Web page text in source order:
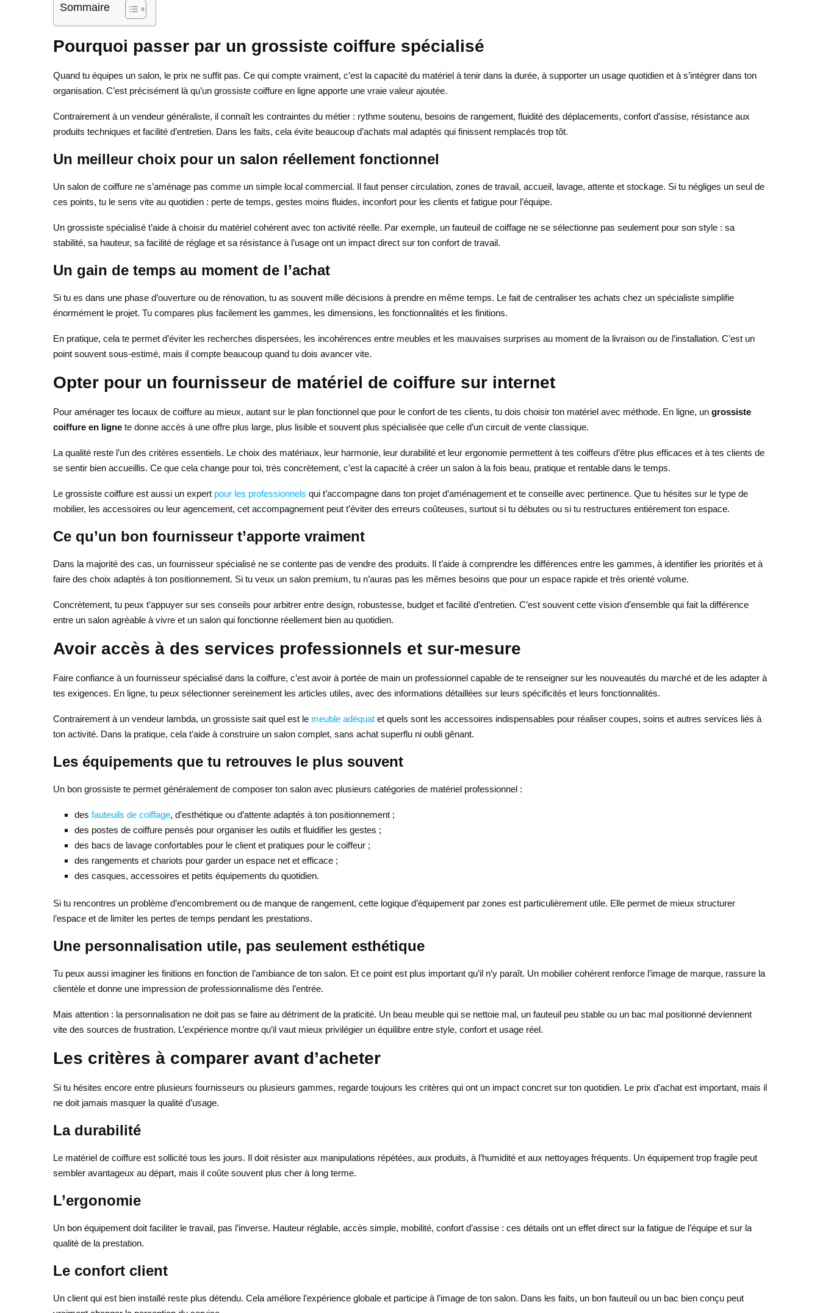
Sommaire
Pourquoi passer par un grossiste coiffure spécialisé
Quand tu équipes un salon, le prix ne suffit pas. Ce qui compte vraiment, c’est la capacité du matériel à tenir dans la durée, à supporter un usage quotidien et à s’intégrer dans ton
organisation. C’est précisément là qu’un grossiste coiffure en ligne apporte une vraie valeur ajoutée.
Contrairement à un vendeur généraliste, il connaît les contraintes du métier : rythme soutenu, besoins de rangement, fluidité des déplacements, confort d’assise, résistance aux
produits techniques et facilité d’entretien. Dans les faits, cela évite beaucoup d’achats mal adaptés qui finissent remplacés trop tôt.
Un meilleur choix pour un salon réellement fonctionnel
Un salon de coiffure ne s’aménage pas comme un simple local commercial. Il faut penser circulation, zones de travail, accueil, lavage, attente et stockage. Si tu négliges un seul de
ces points, tu le sens vite au quotidien : perte de temps, gestes moins fluides, inconfort pour les clients et fatigue pour l’équipe.
Un grossiste spécialisé t’aide à choisir du matériel cohérent avec ton activité réelle. Par exemple, un fauteuil de coiffage ne se sélectionne pas seulement pour son style : sa
stabilité, sa hauteur, sa facilité de réglage et sa résistance à l’usage ont un impact direct sur ton confort de travail.
Un gain de temps au moment de l’achat
Si tu es dans une phase d’ouverture ou de rénovation, tu as souvent mille décisions à prendre en même temps. Le fait de centraliser tes achats chez un spécialiste simplifie
énormément le projet. Tu compares plus facilement les gammes, les dimensions, les fonctionnalités et les finitions.
En pratique, cela te permet d’éviter les recherches dispersées, les incohérences entre meubles et les mauvaises surprises au moment de la livraison ou de l’installation. C’est un
point souvent sous-estimé, mais il compte beaucoup quand tu dois avancer vite.
Opter pour un fournisseur de matériel de coiffure sur internet
Pour aménager tes locaux de coiffure au mieux, autant sur le plan fonctionnel que pour le confort de tes clients, tu dois choisir ton matériel avec méthode. En ligne, un grossiste
coiffure en ligne te donne accès à une offre plus large, plus lisible et souvent plus spécialisée que celle d’un circuit de vente classique.
La qualité reste l’un des critères essentiels. Le choix des matériaux, leur harmonie, leur durabilité et leur ergonomie permettent à tes coiffeurs d’être plus efficaces et à tes clients de
se sentir bien accueillis. Ce que cela change pour toi, très concrètement, c’est la capacité à créer un salon à la fois beau, pratique et rentable dans le temps.
Le grossiste coiffure est aussi un expert pour les professionnels qui t’accompagne dans ton projet d’aménagement et te conseille avec pertinence. Que tu hésites sur le type de
mobilier, les accessoires ou leur agencement, cet accompagnement peut t’éviter des erreurs coûteuses, surtout si tu débutes ou si tu restructures entièrement ton espace.
Ce qu’un bon fournisseur t’apporte vraiment
Dans la majorité des cas, un fournisseur spécialisé ne se contente pas de vendre des produits. Il t’aide à comprendre les différences entre les gammes, à identifier les priorités et à
faire des choix adaptés à ton positionnement. Si tu veux un salon premium, tu n’auras pas les mêmes besoins que pour un espace rapide et très orienté volume.
Concrètement, tu peux t’appuyer sur ses conseils pour arbitrer entre design, robustesse, budget et facilité d’entretien. C’est souvent cette vision d’ensemble qui fait la différence
entre un salon agréable à vivre et un salon qui fonctionne réellement bien au quotidien.
Avoir accès à des services professionnels et sur-mesure
Faire confiance à un fournisseur spécialisé dans la coiffure, c’est avoir à portée de main un professionnel capable de te renseigner sur les nouveautés du marché et de les adapter à
tes exigences. En ligne, tu peux sélectionner sereinement les articles utiles, avec des informations détaillées sur leurs spécificités et leurs fonctionnalités.
Contrairement à un vendeur lambda, un grossiste sait quel est le meuble adéquat et quels sont les accessoires indispensables pour réaliser coupes, soins et autres services liés à
ton activité. Dans la pratique, cela t’aide à construire un salon complet, sans achat superflu ni oubli gênant.
Les équipements que tu retrouves le plus souvent
Un bon grossiste te permet généralement de composer ton salon avec plusieurs catégories de matériel professionnel :
des fauteuils de coiffage, d’esthétique ou d’attente adaptés à ton positionnement ;
des postes de coiffure pensés pour organiser les outils et fluidifier les gestes ;
des bacs de lavage confortables pour le client et pratiques pour le coiffeur ;
des rangements et chariots pour garder un espace net et efficace ;
des casques, accessoires et petits équipements du quotidien.
Si tu rencontres un problème d’encombrement ou de manque de rangement, cette logique d’équipement par zones est particulièrement utile. Elle permet de mieux structurer
l’espace et de limiter les pertes de temps pendant les prestations.
Une personnalisation utile, pas seulement esthétique
Tu peux aussi imaginer les finitions en fonction de l’ambiance de ton salon. Et ce point est plus important qu’il n’y paraît. Un mobilier cohérent renforce l’image de marque, rassure la
clientèle et donne une impression de professionnalisme dès l’entrée.
Mais attention : la personnalisation ne doit pas se faire au détriment de la praticité. Un beau meuble qui se nettoie mal, un fauteuil peu stable ou un bac mal positionné deviennent
vite des sources de frustration. L’expérience montre qu’il vaut mieux privilégier un équilibre entre style, confort et usage réel.
Les critères à comparer avant d’acheter
Si tu hésites encore entre plusieurs fournisseurs ou plusieurs gammes, regarde toujours les critères qui ont un impact concret sur ton quotidien. Le prix d’achat est important, mais il
ne doit jamais masquer la qualité d’usage.
La durabilité
Le matériel de coiffure est sollicité tous les jours. Il doit résister aux manipulations répétées, aux produits, à l’humidité et aux nettoyages fréquents. Un équipement trop fragile peut
sembler avantageux au départ, mais il coûte souvent plus cher à long terme.
L’ergonomie
Un bon équipement doit faciliter le travail, pas l’inverse. Hauteur réglable, accès simple, mobilité, confort d’assise : ces détails ont un effet direct sur la fatigue de l’équipe et sur la
qualité de la prestation.
Le confort client
Un client qui est bien installé reste plus détendu. Cela améliore l’expérience globale et participe à l’image de ton salon. Dans les faits, un bon fauteuil ou un bac bien conçu peut